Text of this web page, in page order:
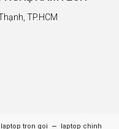
TP.HCM
tron goi – laptop chinh